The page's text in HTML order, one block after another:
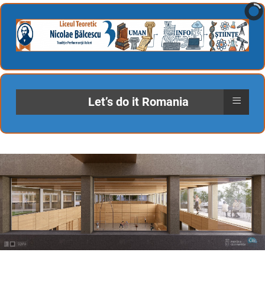
Let’s do it Romania ≡